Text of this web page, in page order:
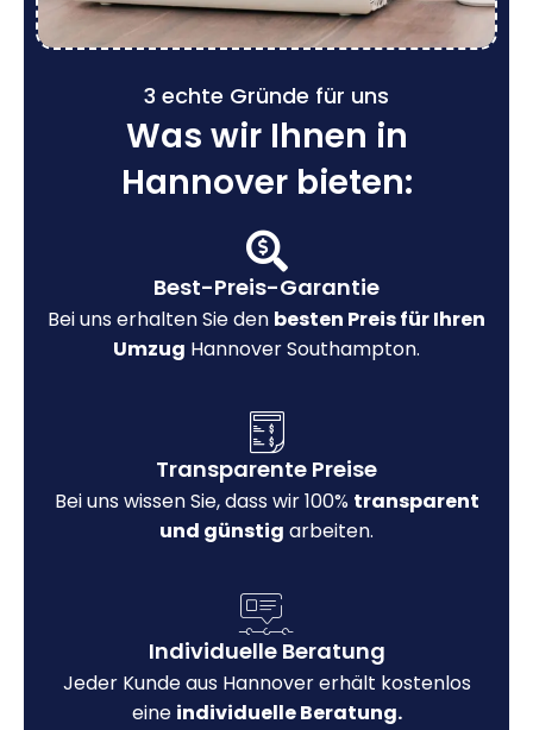
3 echte Gründe für uns
Was wir Ihnen in
Hannover bieten:
Best-Preis-Garantie
Bei uns erhalten Sie den besten Preis für Ihren
Umzug Hannover Southampton.
Transparente Preise
Bei uns wissen Sie, dass wir 100% transparent
und günstig arbeiten.
Individuelle Beratung
Jeder Kunde aus Hannover erhält kostenlos
eine individuelle Beratung.